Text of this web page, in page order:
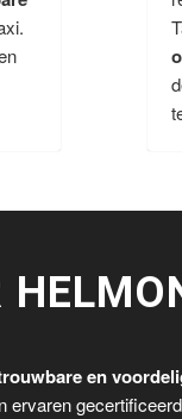
en
ervaren